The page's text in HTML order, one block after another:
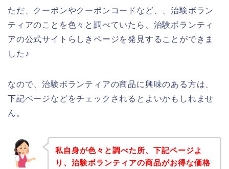
ただ、クーポンやクーポンコードなど、、治験ボラン
ティアのことを色々と調べていたら、治験ボランティ
アの公式サイトらしきページを発見することができま
した♪
なので、治験ボランティアの商品に興味のある方は、
下記ページなどをチェックされるとよいかもしれませ
ん。
私自身が色々と調べた所、下記ページよ
り、治験ボランティアの商品がお得な価格